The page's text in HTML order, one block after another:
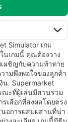
Simulator เกม
นเกมนี้ คุณต้องวาง
ผชิญกับความท้าทาย
ามพึงพอใจของลูกค้า
น. Supermarket
ณะที่ผู้เล่นมีส่วนร่วม
เลือกที่ส่งผลโดยตรง
อการผสมผสานที่น่า